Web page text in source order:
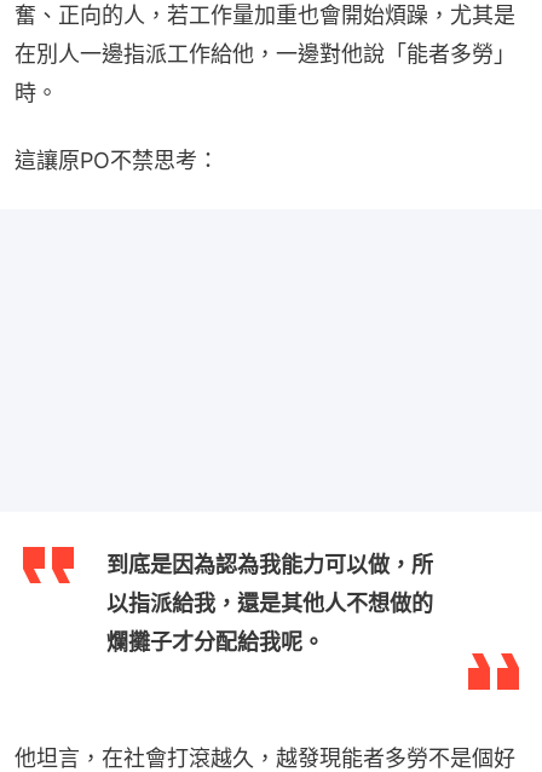
奮、正向的人，若工作量加重也會開始煩躁，尤其是
在別人一邊指派工作給他，一邊對他說「能者多勞」
時。
這讓原PO不禁思考：
到底是因為認為我能力可以做，所
以指派給我，還是其他人不想做的
爛攤子才分配給我呢。
他坦言，在社會打滾越久，越發現能者多勞不是個好